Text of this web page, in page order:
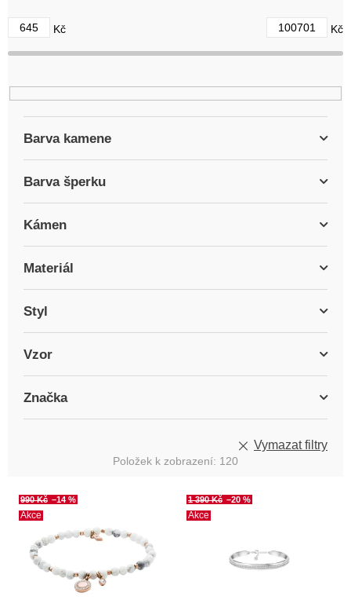
d
u
k
ů
645 Kč 100701 Kč
Barva kamene
Barva šperku
Kámen
Materiál
Styl
Vzor
Značka
Vymazat filtry
Položek k zobrazení: 120
Akce
990 Kč –14 %
Akce
1 390 Kč –20 %